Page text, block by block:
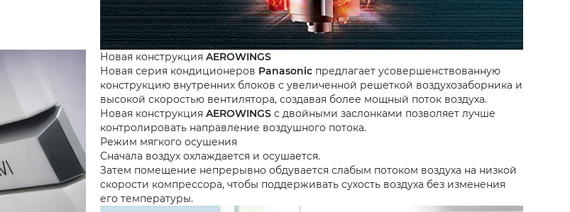
Новая конструкция AEROWINGS
Новая серия кондиционеров Panasonic предлагает усовершенствованную
конструкцию внутренних блоков с увеличенной решеткой воздухозаборника и
высокой скоростью вентилятора, создавая более мощный поток воздуха.
Новая конструкция AEROWINGS с двойными заслонками позволяет лучше
контролировать направление воздушного потока.
Режим мягкого осушения
Сначала воздух охлаждается и осушается.
Затем помещение непрерывно обдувается слабым потоком воздуха на низкой
скорости компрессора, чтобы поддерживать сухость воздуха без изменения
его температуры.